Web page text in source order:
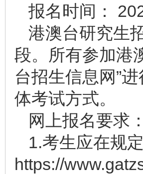
报名时间：
港澳台研究生
段。所有参加港
台招生信息网”
体考试方式。
网上报名要求：
1.考生应在规
https://